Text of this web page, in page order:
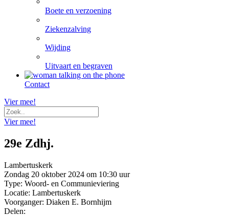
Boete en verzoening
Ziekenzalving
Wijding
Uitvaart en begraven
Contact
Vier mee!
Vier mee!
29e Zdhj.
Lambertuskerk
Zondag 20 oktober 2024 om 10:30 uur
Type: Woord- en Communieviering
Locatie: Lambertuskerk
Voorganger: Diaken E. Bornhijm
Delen: